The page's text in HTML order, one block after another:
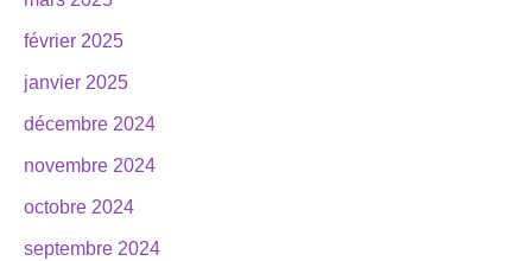
février 2025
janvier 2025
décembre 2024
novembre 2024
octobre 2024
septembre 2024